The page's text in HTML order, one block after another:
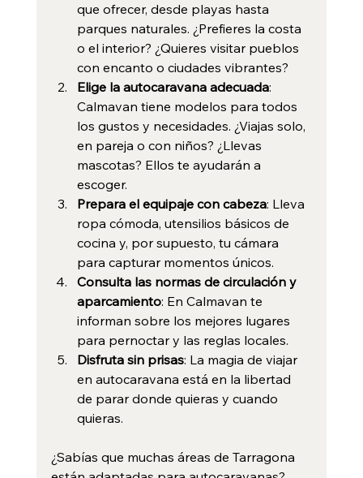
que ofrecer, desde playas hasta
parques naturales. ¿Prefieres la costa
o el interior? ¿Quieres visitar pueblos
con encanto o ciudades vibrantes?
Elige la autocaravana adecuada:
Calmavan tiene modelos para todos
los gustos y necesidades. ¿Viajas solo,
en pareja o con niños? ¿Llevas
mascotas? Ellos te ayudarán a
escoger.
Prepara el equipaje con cabeza: Lleva
ropa cómoda, utensilios básicos de
cocina y, por supuesto, tu cámara
para capturar momentos únicos.
Consulta las normas de circulación y
aparcamiento: En Calmavan te
informan sobre los mejores lugares
para pernoctar y las reglas locales.
Disfruta sin prisas: La magia de viajar
en autocaravana está en la libertad
de parar donde quieras y cuando
quieras.
¿Sabías que muchas áreas de Tarragona